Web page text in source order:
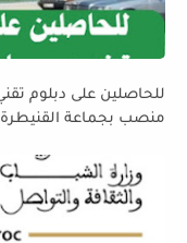
منصب بجماعة القنيطرة 2026